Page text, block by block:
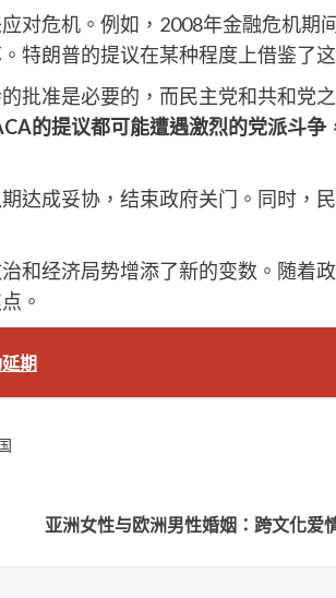
对危机。例如，2008年金融危机期
特朗普的提议在某种程度上借鉴了这
批准是必要的，而民主党和共和党
的提议都可能遭遇激烈的党派斗争
达成妥协，结束政府关门。同时，
和经济局势增添了新的变数。随着
。
期
亚洲女性与欧洲男性婚姻：跨文化爱